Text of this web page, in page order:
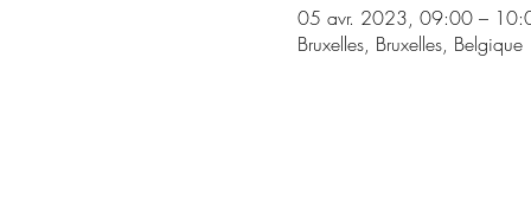
05 avr. 2023, 09:00 –
Bruxelles, Bruxelles, Belgique